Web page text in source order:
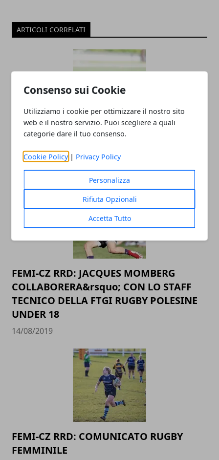
Consenso sui Cookie
Utilizziamo i cookie per ottimizzare il nostro sito
web e il nostro servizio. Puoi scegliere a quali
categorie dare il tuo consenso.
Cookie Policy | Privacy Policy
Personalizza
Rifiuta Opzionali
Accetta Tutto
ARTICOLI CORRELATI
FEMI-CZ RRD: MARC THOMAS RITORNA
IN GALLES
20/08/2019
FEMI-CZ RRD: JACQUES MOMBERG
COLLABORERA&rsquo; CON LO STAFF
TECNICO DELLA FTGI RUGBY POLESINE
UNDER 18
14/08/2019
FEMI-CZ RRD: COMUNICATO RUGBY
FEMMINILE